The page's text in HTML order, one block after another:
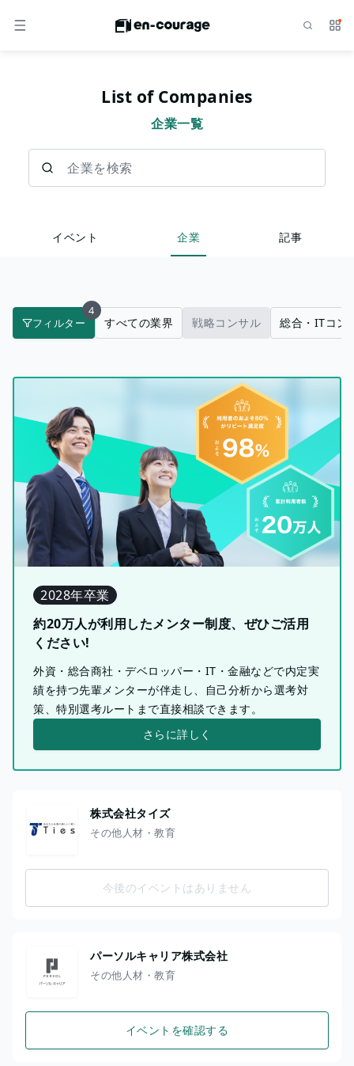
メニュー サ
List of Companies
企業一覧
イベント 企業 記事
フィルター
4
すべての業界 戦略コンサル 総合・ITコン
2028年卒業
約20万人が利用したメンター制度、ぜひご活用
ください!
外資・総合商社・デベロッパー・IT・金融などで内定実
績を持つ先輩メンターが伴走し、自己分析から選考対
策、特別選考ルートまで直接相談できます。
さらに詳しく
株式会社タイズ
その他人材・教育
今後のイベントはありません
パーソルキャリア株式会社
その他人材・教育
イベントを確認する